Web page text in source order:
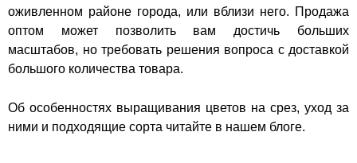
оживленном районе города, или вблизи него. Продажа
оптом может позволить вам достичь больших
масштабов, но требовать решения вопроса с доставкой
большого количества товара.
Об особенностях выращивания цветов на срез, уход за
ними и подходящие сорта читайте в нашем блоге.